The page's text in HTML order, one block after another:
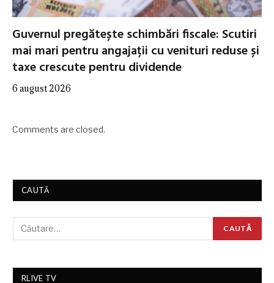
Guvernul pregătește schimbări fiscale: Scutiri
mai mari pentru angajații cu venituri reduse și
taxe crescute pentru dividende
6 august 2026
Comments are closed.
CAUTĂ
RLIVE TV